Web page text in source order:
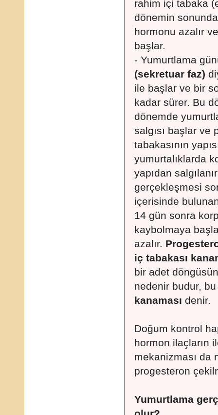
rahim içi tabaka
dönemin
hormonu azalır
başlar.
- Yumurtlama
(sekretuar faz)
ile başlar ve bir
kadar sürer. Bu
dönemde
salgısı başlar ve
tabakasının
yumurtalıklarda
yapıdan
gerçekleşmesi
içerisinde
14 gün sonra
kaybolmaya
azalır.
iç tabakası
bir adet
nedenir budur,
kanaması denir.
Doğum kontrol
hormon ilaçların
mekanizması da
progesteron
Yumurtlama